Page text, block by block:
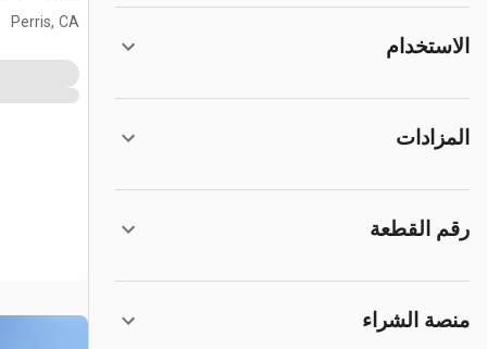
الاستخدام
المزادات
رقم القطعة
منصة الشراء
Perris, CA